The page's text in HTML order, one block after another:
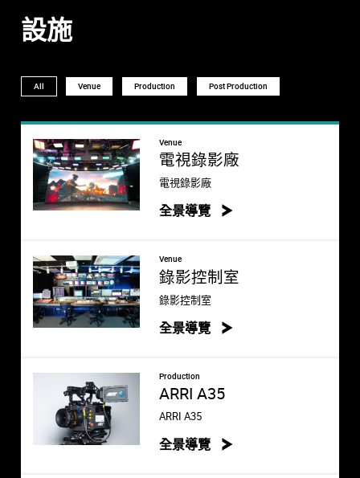
設施
All Venue Production Post Production
Venue
電視錄影廠
電視錄影廠
全景導覽
Venue
錄影控制室
錄影控制室
全景導覽
Production
ARRI A35
ARRI A35
全景導覽